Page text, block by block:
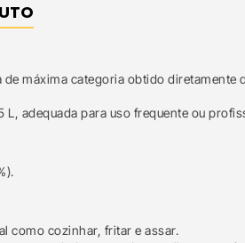
máxima categoria obtido
L, adequada para uso frequente ou
como cozinhar, fritar e assar.